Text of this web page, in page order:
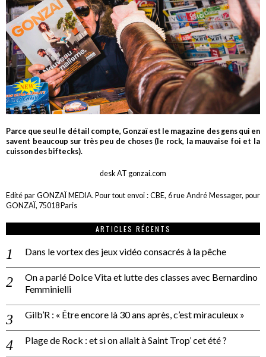
Parce que seul le détail compte, Gonzaï est le magazine des gens qui en
savent beaucoup sur très peu de choses (le rock, la mauvaise foi et la
cuisson des biftecks).
desk AT gonzai.com
Edité par GONZAÏ MEDIA. Pour tout envoi : CBE, 6 rue André Messager, pour
GONZAÏ, 75018 Paris
ARTICLES RÉCENTS
Dans le vortex des jeux vidéo consacrés à la pêche
On a parlé Dolce Vita et lutte des classes avec Bernardino
Femminielli
Gilb’R : « Être encore là 30 ans après, c’est miraculeux »
Plage de Rock : et si on allait à Saint Trop’ cet été ?